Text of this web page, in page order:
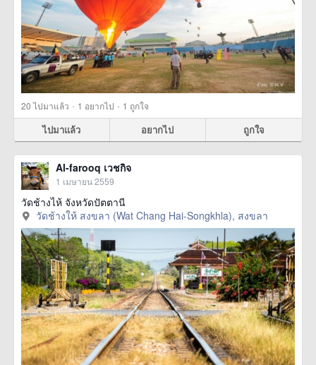
20ไปมาแล้ว · 1 อยากไป · 1 ถูกใจ
ไปมาแล้ว อยากไป ถูกใจ
Al-farooq เวชกิจ
1 เมษายน 2559
วัดช้างไห้ จังหวัดปัตตานี
วัดช้างให้ สงขลา (Wat Chang Hai-Songkhla), สงขลา